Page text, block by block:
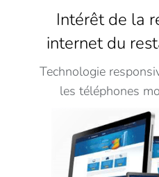
Intérêt de la
internet du
Technologie
les téléphones